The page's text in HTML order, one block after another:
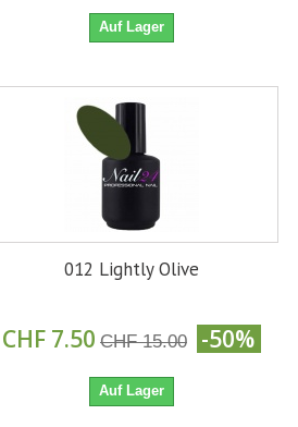
Auf Lager
012 Lightly Olive
CHF 7.50 CHF 15.00 -50%
Auf Lager